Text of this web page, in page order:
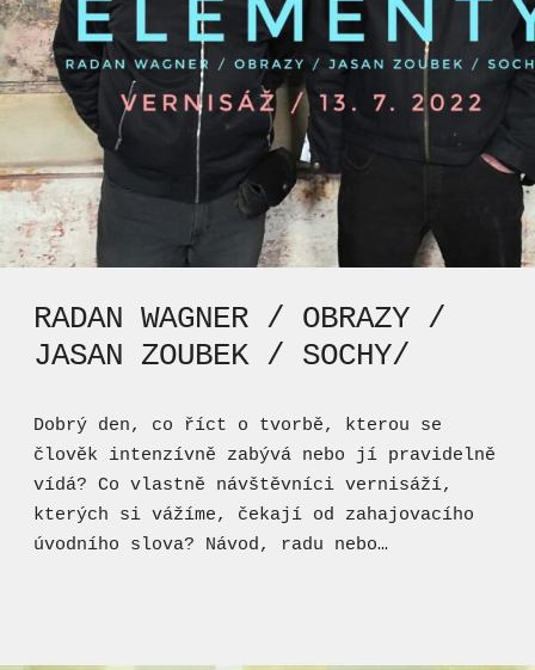
RADAN WAGNER / OBRAZY /
JASAN ZOUBEK / SOCHY/
Dobrý den, co říct o tvorbě, kterou se
člověk intenzívně zabývá nebo jí pravidelně
vídá? Co vlastně návštěvníci vernisáží,
kterých si vážíme, čekají od zahajovacího
úvodního slova? Návod, radu nebo…